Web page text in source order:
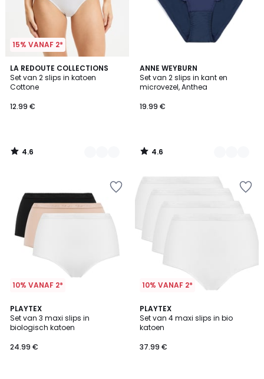
15% VANAF 2*
LA REDOUTE COLLECTIONS
Set van 2 slips in katoen
Cottone
12.99 €
4.6
/ 5
3
Kleuren
4.6
/
ANNE WEYBURN
Set van 2 slips in kant en
microvezel, Anthea
19.99 €
4.6
/ 5
2
Kleuren
4.6
/
10% VANAF 2*
PLAYTEX
Set van 3 maxi slips in
biologisch katoen
24.99 €
4.4
/ 5
2
Kleuren
10% VANAF 2*
PLAYTEX
Set van 4 maxi slips in bio
katoen
37.99 €
4.5
/ 5
3
Kleuren